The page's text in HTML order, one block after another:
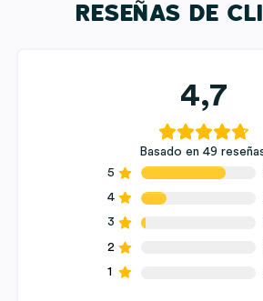
RESEÑAS DE
4,7
Basado en 49
5
4
3
2
1